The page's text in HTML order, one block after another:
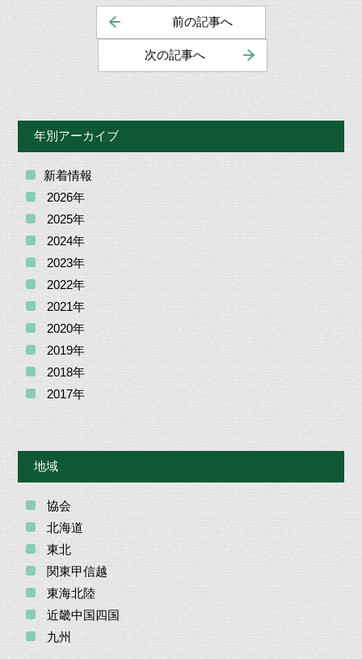
前の記事へ
次の記事へ
年別アーカイブ
新着情報
2026年
2025年
2024年
2023年
2022年
2021年
2020年
2019年
2018年
2017年
地域
協会
北海道
東北
関東甲信越
東海北陸
近畿中国四国
九州